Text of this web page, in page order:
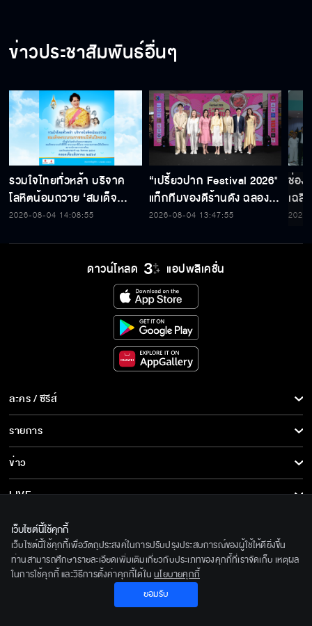
ข่าวประชาสัมพันธ์อื่นๆ
รวมใจไทยทั่วหล้า บริจาค
โลหิตน้อมถวาย ‘สมเด็จ
พระบรมราชชนนีพันปีหลวง’
ระลึก 80 พรรษาฯ อันทรง
2026-08-04 14:08:55
“เปรี้ยวปาก Festival 2026"
แท็กทีมของดีร้านดัง ฉลอง
ก้าวสู่ปีที่ 23
2026-08-04 13:47:55
ช่อง
เฉลิ
สมเ
พระ
ดาวน์โหลด แอปพลิเคชั่น
ละคร / ซีรีส์
ละคร/ซีรีส์
ซีรีส์นานาชาติ
การ์ตูน & เกม
รายการ
รายการทั้งหมด
ข่าว
ข่าวทั้งหมด
ข่าวประชาสัมพันธ์
LIVE
เกี่ยวกับเรา
BEC World
รู้จักเรา
ติดตามเราได้ที่
© 2020 Bangkok Entertainment Co.,Ltd. All Rights Reserved.
Powered by BECi Corporation Ltd.
เว็บไซต์นี้ใช้คุกกี้
เว็บไซต์นี้ใช้คุกกี้เพื่อวัตถุประสงค์ในการปรับปรุงประสบการณ์ของผู้ใช้ให้ดียิ่งขึ้น
ท่านสามารถศึกษารายละเอียดเพิ่มเติมเกี่ยวกับประเภทของคุกกี้ที่เราจัดเก็บ เหตุผล
ในการใช้คุกกี้ และวิธีการตั้งค่าคุกกี้ได้ใน นโยบายคุกกี้
ยอมรับ